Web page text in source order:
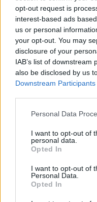
opt-out request is
interest-based ads
us or personal
your opt-out. You may
disclosure of your
IAB’s list of
also be disclosed by us
Downstream Participants
Please note that this
not limited to your visit
grant or deny consent
use your data for below
consent section.
Personal Data
I want to opt-out of
personal data.
Opted In
I want to opt-out of
Personal Data.
Opted In
Petrolio in calo: Brent a
materie prime
Andrea Innocenti · 6 Ago 2026
NEWS